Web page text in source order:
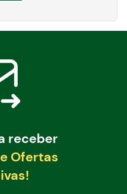
receber
Ofertas